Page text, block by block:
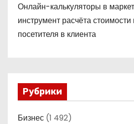
Онлайн-калькуляторы в
инструмент расчёта
посетителя в клиента
Рубрики
Бизнес (1 492)